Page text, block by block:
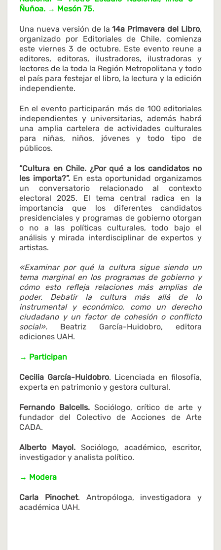
Ñuñoa. → Mesón 75.
Una nueva versión de la14a Primavera del Libro,
organizado por Editoriales de Chile, comienza
este viernes 3 de octubre. Este evento reune a
editores, editoras, ilustradores, ilustradoras y
lectores de la toda la Región Metropolitana y todo
el país para festejar el libro, la lectura y la edición
independiente.
En el evento participarán más de 100 editoriales
independientes y universitarias, además habrá
una amplia cartelera de actividades culturales
para niñas, niños, jóvenes y todo tipo de
públicos.
“Cultura en Chile. ¿Por qué a los candidatos no
les importa?”. En esta oportunidad organizamos
un conversatorio relacionado al contexto
electoral 2025. El tema central radica en la
importancia que los diferentes candidatos
presidenciales y programas de gobierno otorgan
o no a las políticas culturales, todo bajo el
análisis y mirada interdisciplinar de expertos y
artistas.
«Examinar por qué la cultura sigue siendo un
tema marginal en los programas de gobierno y
cómo esto refleja relaciones más amplias de
poder. Debatir la cultura más allá de lo
instrumental y económico, como un derecho
ciudadano y un factor de cohesión o conflicto
social». Beatriz García-Huidobro, editora
ediciones UAH.
→ Participan
Cecilia García-Huidobro. Licenciada en filosofía,
experta en patrimonio y gestora cultural.
Fernando Balcells. Sociólogo, crítico de arte y
fundador del Colectivo de Acciones de Arte
CADA.
Alberto Mayol. Sociólogo, académico, escritor,
investigador y analista político.
→ Modera
Carla Pinochet. Antropóloga, investigadora y
académica UAH.